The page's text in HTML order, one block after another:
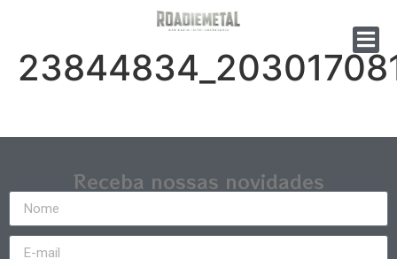
Receba nossas novidades